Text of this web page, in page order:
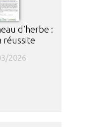
d’herbe :
réussite
2026